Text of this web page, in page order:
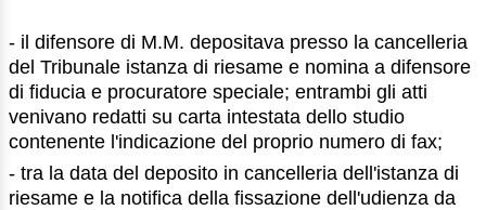
- il difensore di M.M. depositava presso la cancelleria
del Tribunale istanza di riesame e nomina a difensore
di fiducia e procuratore speciale; entrambi gli atti
venivano redatti su carta intestata dello studio
contenente l'indicazione del proprio numero di fax;
- tra la data del deposito in cancelleria dell'istanza di
riesame e la notifica della fissazione dell'udienza da